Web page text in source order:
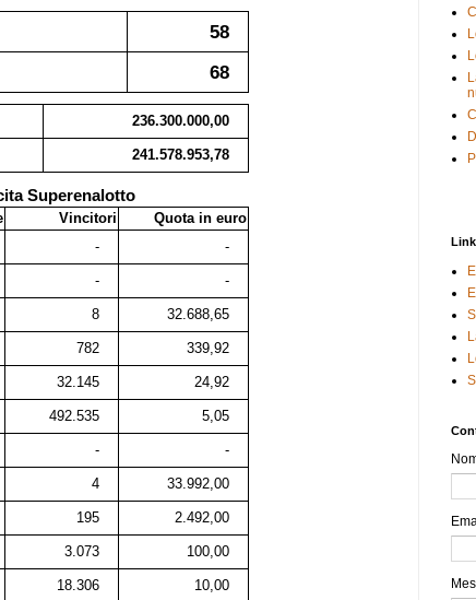
58
68
236.300.000,00
241.578.953,78
Superenalotto
Vincitori
Quota in euro
- -
- -
8 32.688,65
782 339,92
32.145 24,92
492.535 5,05
- -
4 33.992,00
195 2.492,00
3.073 100,00
18.306 10,00